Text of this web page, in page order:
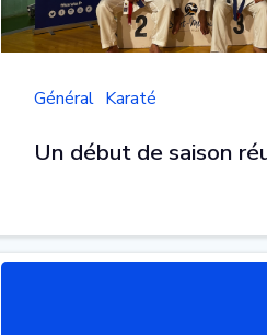
Général Karaté
Un début de saison